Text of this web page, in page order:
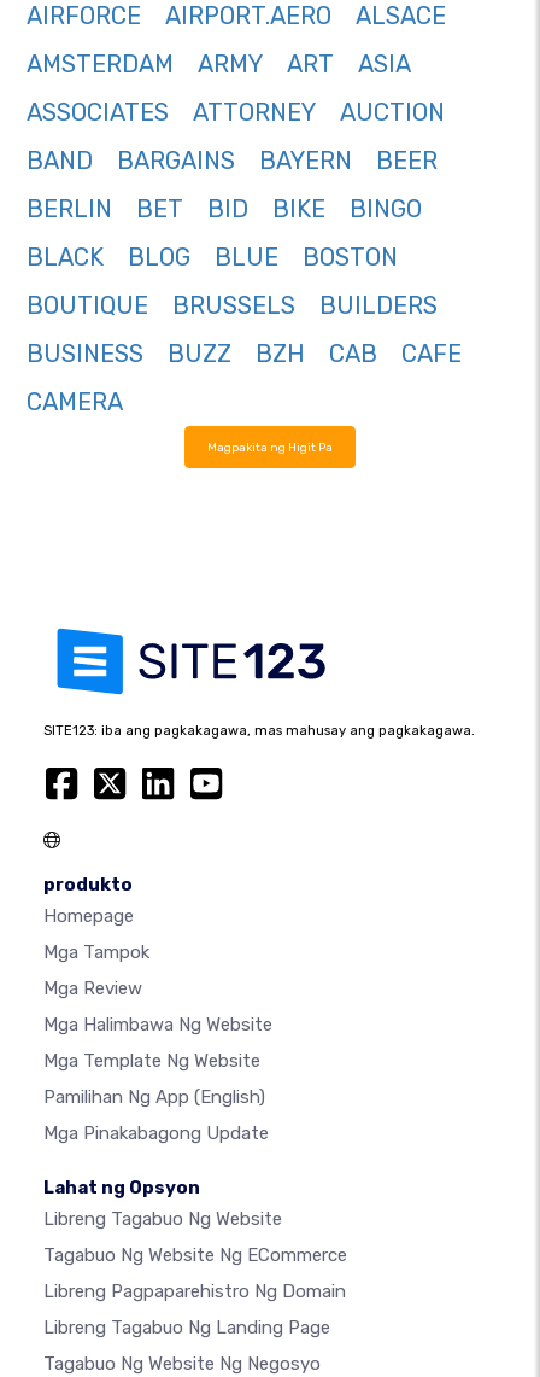
AIRFORCE
AIRPORT.AERO
ALSACE
AMSTERDAM
ARMY ART
ASIA
ASSOCIATES
ATTORNEY
AUCTION
BAND
BARGAINS BAYERN
BEER
BERLIN
BET BID BIKE
BINGO
BLACK
BLOG BLUE
BOSTON
BOUTIQUE
BRUSSELS
BUILDERS
BUSINESS
BUZZ BZH CAB
CAFE
CAMERA
Magpakita ng Higit Pa
SITE123: iba ang pagkakagawa, mas mahusay ang pagkakagawa.
produkto
Homepage
Mga Tampok
Mga Review
Mga Halimbawa Ng Website
Mga Template Ng Website
Pamilihan Ng App (English)
Mga Pinakabagong Update
Lahat ng Opsyon
Libreng Tagabuo Ng Website
Tagabuo Ng Website Ng ECommerce
Libreng Pagpaparehistro Ng Domain
Libreng Tagabuo Ng Landing Page
Tagabuo Ng Website Ng Negosyo